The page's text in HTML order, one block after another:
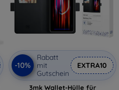
-10%
Rabatt
mit
Gutschein
EXTRA10
3mk Wallet-Hülle für